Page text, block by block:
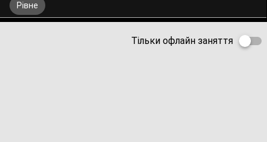
Рівне
Тільки офлайн заняття